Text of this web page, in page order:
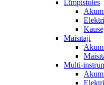
Līmpistoles
Maisītāji
Multi-